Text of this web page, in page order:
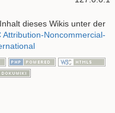
dieses Wikis unter der
Attribution-Noncommercial-